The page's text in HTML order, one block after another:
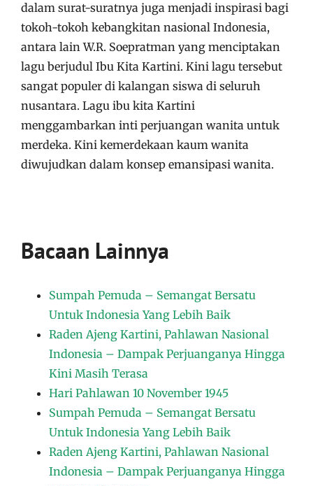
dalam surat-suratnya juga menjadi inspirasi bagi
tokoh-tokoh kebangkitan nasional Indonesia,
antara lain W.R. Soepratman yang menciptakan
lagu berjudul Ibu Kita Kartini. Kini lagu tersebut
sangat populer di kalangan siswa di seluruh
nusantara. Lagu ibu kita Kartini
menggambarkan inti perjuangan wanita untuk
merdeka. Kini kemerdekaan kaum wanita
diwujudkan dalam konsep emansipasi wanita.
Bacaan Lainnya
Sumpah Pemuda – Semangat Bersatu
Untuk Indonesia Yang Lebih Baik
Raden Ajeng Kartini, Pahlawan Nasional
Indonesia – Dampak Perjuanganya Hingga
Kini Masih Terasa
Hari Pahlawan 10 November 1945
Sumpah Pemuda – Semangat Bersatu
Untuk Indonesia Yang Lebih Baik
Raden Ajeng Kartini, Pahlawan Nasional
Indonesia – Dampak Perjuanganya Hingga